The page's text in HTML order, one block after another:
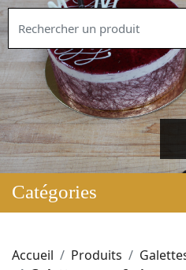
Catégories
Accueil Produits